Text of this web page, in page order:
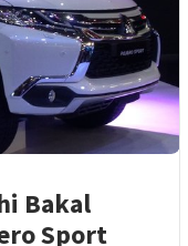
Bakal
Sport